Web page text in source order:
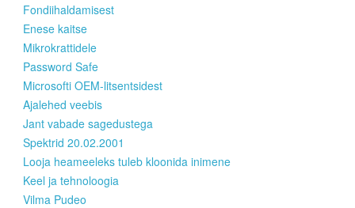
Fondiihaldamisest
Enese kaitse
Mikrokrattidele
Password Safe
Microsofti OEM-litsentsidest
Ajalehed veebis
Jant vabade sagedustega
Spektrid 20.02.2001
Looja heameeleks tuleb kloonida inimene
Keel ja tehnoloogia
Vilma Pudeo